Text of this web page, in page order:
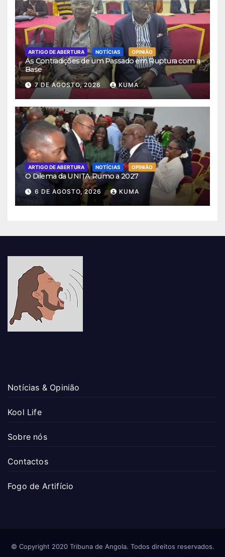
ARTIGO DE ABERTURA NOTÍCIAS OPINIÃO
As Contradições de um Passado em Ruptura com a
Base
7 DE AGOSTO, 2026 KUMA
ARTIGO DE ABERTURA NOTÍCIAS OPINIÃO
O Dilema da UNITA Rumo a 2027
6 DE AGOSTO, 2026 KUMA
Notícias & Opinião
Kool Life
Sobre nós
Contactos
Fogo de Artifício
© Copyright 2020 Tribuna de Angola. Todos direitos reservados.